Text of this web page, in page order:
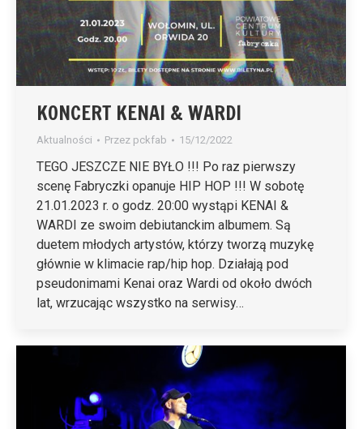
KONCERT KENAI & WARDI
Aktualności Przez pckfab 15/12/2022
TEGO JESZCZE NIE BYŁO !!! Po raz pierwszy
scenę Fabryczki opanuje HIP HOP !!! W sobotę
21.01.2023 r. o godz. 20:00 wystąpi KENAI &
WARDI ze swoim debiutanckim albumem. Są
duetem młodych artystów, którzy tworzą muzykę
głównie w klimacie rap/hip hop. Działają pod
pseudonimami Kenai oraz Wardi od około dwóch
lat, wrzucając wszystko na serwisy…